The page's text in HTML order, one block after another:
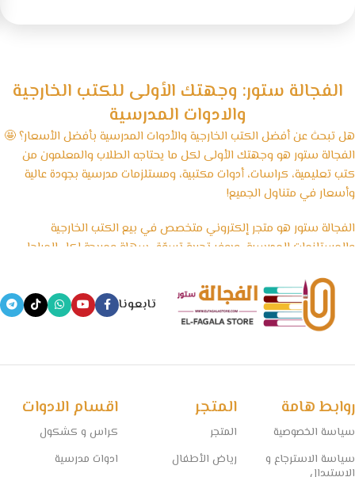
الفجالة ستور: وجهتك الأولى للكتب الخارجية
والادوات المدرسية
هل تبحث عن أفضل الكتب الخارجية والأدوات المدرسية بأفضل الأسعار؟ 🤩
الفجالة ستور هو وجهتك الأولى لكل ما يحتاجه الطلاب والمعلمون من
كتب تعليمية، كراسات، أدوات مكتبية، ومستلزمات مدرسية بجودة عالية
وأسعار في متناول الجميع!
الفجالة ستور هو متجر إلكتروني متخصص في بيع الكتب الخارجية
والمستلزمات المدرسية، ويوفر تجربة تسوّق سهلة ومريحة لكل المراحل
الأدوات المكتبية والكشاكيل.
نسعى في الفجالة ستور إلى تقديم منتجات تعليمية موثوقة ومصادر
تابعونا
روابط هامة
سياسة الخصوصية
سياسة الاسترجاع و
الاستبدال
المتجر
المتجر
رياض الأطفال
اقسام الادوات
كراس و كشكول
ادوات مدرسية